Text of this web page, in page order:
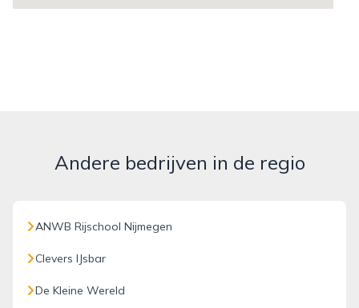
Andere bedrijven in de regio
ANWB Rijschool Nijmegen
Clevers IJsbar
De Kleine Wereld